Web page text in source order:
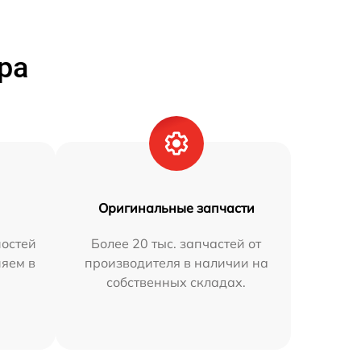
в
Оригинальные запчасти
Более 20 тыс. запчастей от
производителя в наличии на
собственных складах.